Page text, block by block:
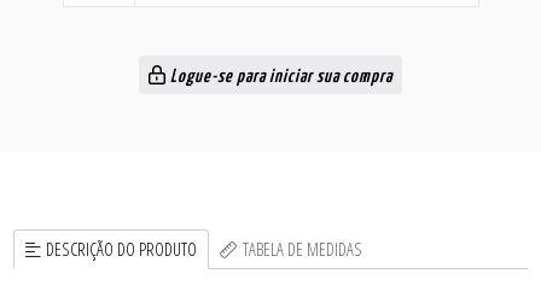
Logue-se para iniciar sua compra
DESCRIÇÃO DO PRODUTO TABELA DE MEDIDAS